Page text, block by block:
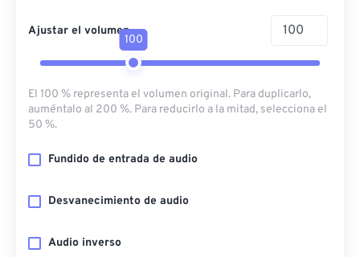
Ajustar el volumen
100
El 100 % representa el volumen original. Para duplicarlo,
auméntalo al 200 %. Para reducirlo a la mitad, selecciona el
50 %.
Fundido de entrada de audio
Desvanecimiento de audio
Audio inverso